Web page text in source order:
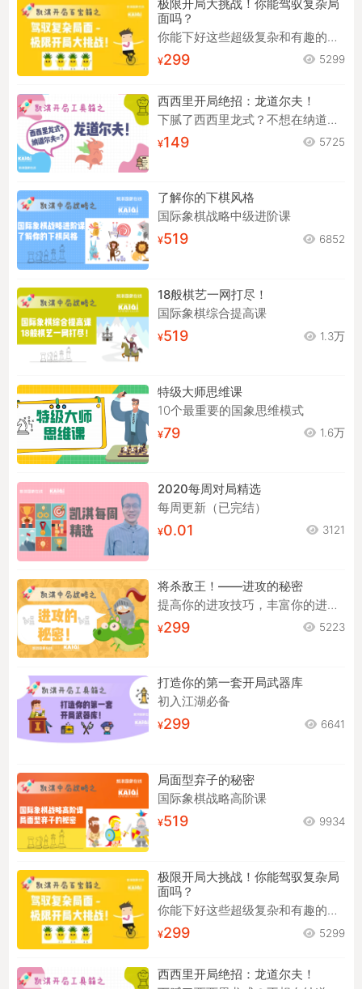
极限开局大挑战！你能驾驭复杂局
面吗？
你能下好这些超级复杂和有趣的开局吗？
299 5299
西西里开局绝招：龙道尔夫！
下腻了西西里龙式？不想在纳道尔夫中苦苦背谱？来试试龙道尔夫！
149 5725
了解你的下棋风格
国际象棋战略中级进阶课
519 6852
18般棋艺一网打尽！
国际象棋综合提高课
519 1.3万
特级大师思维课
10个最重要的国象思维模式
79 1.6万
2020每周对局精选
每周更新（已完结）
0.01 3121
将杀敌王！——进攻的秘密
提高你的进攻技巧，丰富你的进攻手段！
299 5223
打造你的第一套开局武器库
初入江湖必备
299 6641
局面型弃子的秘密
国际象棋战略高阶课
519 9934
极限开局大挑战！你能驾驭复杂局
面吗？
你能下好这些超级复杂和有趣的开局吗？
299 5299
西西里开局绝招：龙道尔夫！